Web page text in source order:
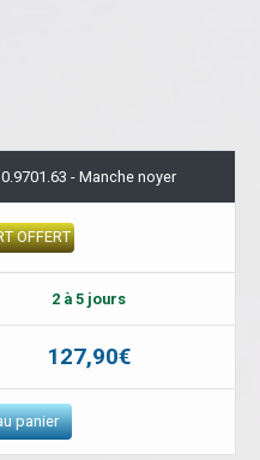
0.9701.63 - Manche noyer
OFFERT
2 à 5 jours
127,90€
panier